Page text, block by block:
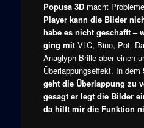
Popusa 3Dmacht
Player kann die Bilder
habe es nicht geschafft –
ging mit VLC, Bino, Pot.
Anaglyph Brille aber einen
Überlappungseffekt. In dem
geht die Überlappung zu
gesagt er legt die Bilder
da hilft mir die Funktion